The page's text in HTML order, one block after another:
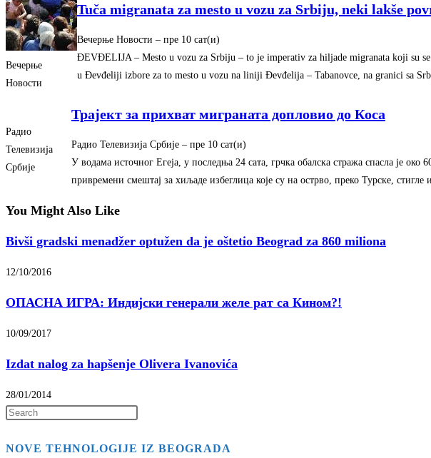
Вечерње
Новости
Tuča migranata za mesto u vozu za Srbiju, neki lakše
Вечерње Новости – ‎пре 10 сат(и)‎
ĐEVĐELIJA – Mesto u vozu za Srbiju – to je imperativ za hiljade migranata koji su
u Đevđeliji izbore za to mesto u vozu na liniji Đevđelija – Tabanovce, na granici sa
Радио
Телевизија
Србије
Трајект за прихват миграната допловио до Коса
Радио Телевизија Србије – ‎пре 10 сат(и)‎
У водама источног Егеја, у последња 24 сата, грчка обалска стража спасла је
привремени смештај за хиљаде избеглица које су на острво, преко Турске,
You Might Also Like
Bivši gradski menadžer optužen da je oštetio Beograd za 860 miliona
12/10/2016
ОПАСНА ИГРА: Индијски генерали желе рат са Кином?!
10/09/2017
Izdat nalog za hapšenje Olivera Ivanovića
28/01/2014
to
NOVE TEHNOLOGIJE IZ BEOGRADA